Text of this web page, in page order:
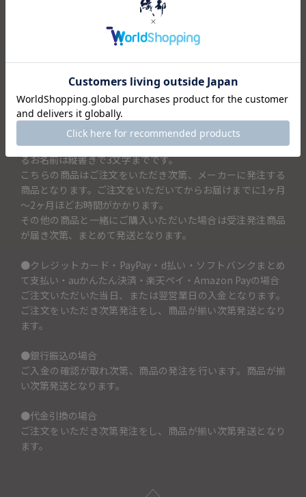
いでお使いいただくとさらに楽しさが増しそうです。
箱入りなので、結婚のお祝いや記念日などのお祝いにも最適
キャンセル・返品不可
抹茶碗の側面に記載するお名前を「抹茶碗に入れるお名前（3
文字まで）」の項目に入力してください。抹茶碗に記載でき
るお名前は縦書きで3文字までです。
こちらの商品はご注文をいただき次第、メーカーに発注する
商品となります。ご注文をいただいてからお届けまでに1ヶ月
～2ヶ月ほどお時間がかかります。
その他の商品と一緒にご購入いただいた場合は受注発注商品
が届き次第、まとめて発送となります。
●クレジットカード・PayPay・d払い・ソフトバンクまとめ
て支払い・auかんたん決済・楽天ペイ・Amazon Payの場合
ご注文いただいた当日、または翌営業日の入金となります。
ご注文をいただき次第発注をし、商品が揃い次第発送となり
ます。
●銀行振込の場合
ご入金の確認が取れ次第、商品の発注を行います。商品が揃
い次第発送となります。
●代金引換の場合
ご注文をいただき次第発注をし、商品が揃い次第発送となり
ます。